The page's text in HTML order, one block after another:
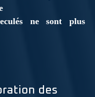
ne sont plus
des